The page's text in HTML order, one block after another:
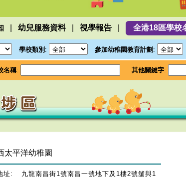
幼兒服務資料 視學報告 全港18區學校
學校類別 : 參加幼稚園教育計劃 :
名稱: 其他關鍵字:
太平洋幼稚園
址:
九龍南昌街1號南昌一號地下及1樓2號舖與1